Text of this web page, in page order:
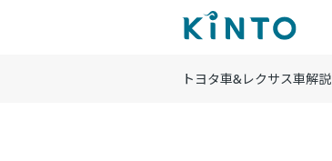
トヨタ車&レクサス車解説